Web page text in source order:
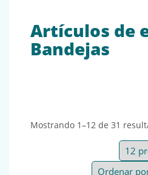
Artículos de
Bandejas
Mostrando 1–12 de 31